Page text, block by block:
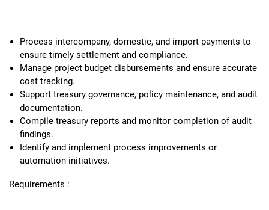
Process intercompany, domestic, and import payments to
ensure timely settlement and compliance.
Manage project budget disbursements and ensure accurate
cost tracking.
Support treasury governance, policy maintenance, and audit
documentation.
Compile treasury reports and monitor completion of audit
findings.
Identify and implement process improvements or
automation initiatives.
Requirements :